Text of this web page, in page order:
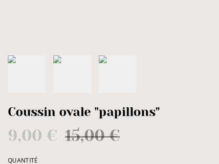
Coussin ovale "papillons"
9,00 € 15,00 €
QUANTITÉ